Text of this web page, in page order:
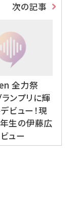
次の記事
全力祭
ンプリに輝
ビュー！現
生の伊藤広
ュー